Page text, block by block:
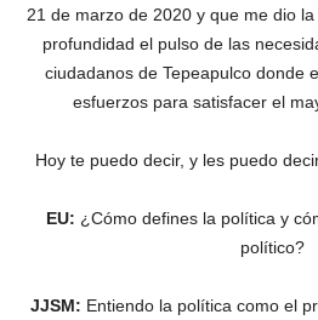
21 de marzo de 2020 y que me dio
profundidad el pulso de las
ciudadanos de Tepeapulco donde
esfuerzos para satisfacer el
Hoy te puedo decir, y les puedo
EU: ¿Cómo defines la política y
político?
JJSM: Entiendo la política como el